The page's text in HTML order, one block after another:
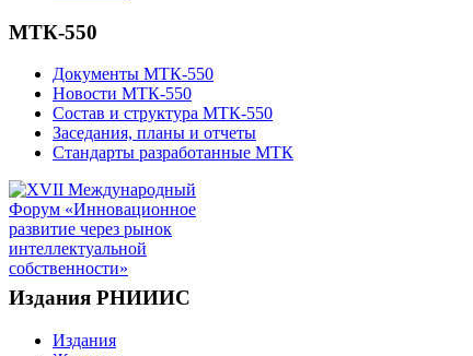
МТК-550
Документы МТК-550
Новости МТК-550
Состав и структура МТК-550
Заседания, планы и отчеты
Стандарты разработанные МТК
Издания РНИИИС
Издания